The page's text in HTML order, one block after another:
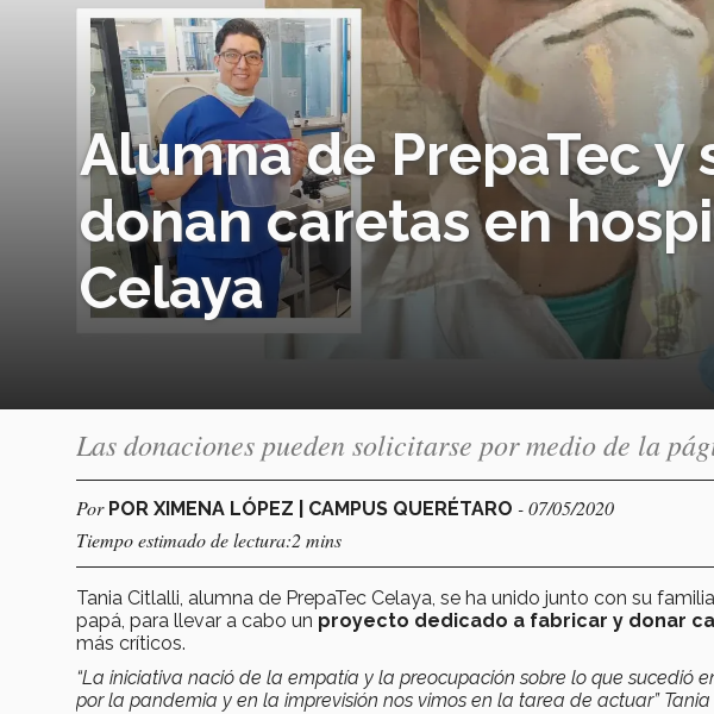
Alumna de PrepaTec y
donan caretas en
Celaya
Las donaciones pueden solicitarse por medio de la
Por POR XIMENA LÓPEZ | CAMPUS QUERÉTARO - 07/05/2020
Tiempo estimado de lectura:2 mins
Tania Citlalli, alumna de PrepaTec Celaya, se ha unido junto con su
papá, para llevar a cabo un proyecto dedicado a fabricar y donar
más críticos.
“La iniciativa nació de la empatía y la preocupación sobre lo que sucedió
por la pandemia y en la imprevisión nos vimos en la tarea de actuar”